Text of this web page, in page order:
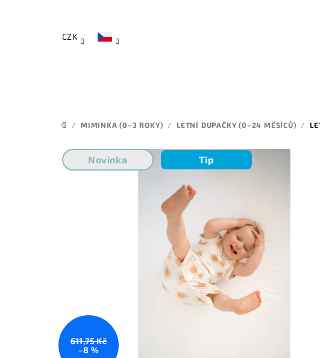
CZK
DOMŮ
/ MIMINKA (0–3 ROKY) / LETNÍ DUPAČKY (0–24 MĚSÍCŮ) /
Novinka Tip
611,75 Kč
–8 %